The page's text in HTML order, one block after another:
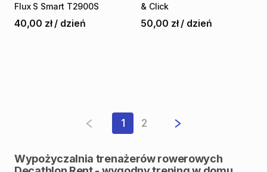
Flux S Smart T2900S
40,00 zł / dzień
& Click
50,00 zł / dzień
1 2
Wypożyczalnia trenażerów rowerowych